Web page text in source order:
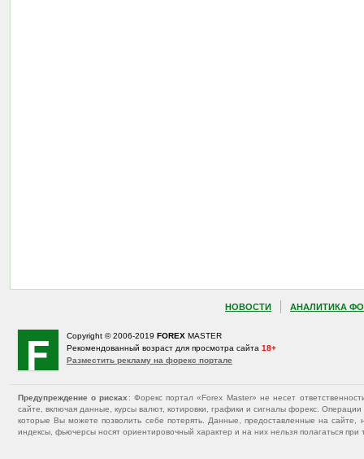
НОВОСТИ АНАЛИТИКА
Copyright © 2006-2019 FOREX MASTER
Рекомендованный возраст для просмотра сайта 18+
Разместить рекламу на форекс портале
Предупреждение о рисках : Форекс портал «Forex Master» не несет
сайте, включая данные, курсы валют, котировки, графики и сигналы форекс.
которые Вы можете позволить себе потерять. Данные, предоставленные на
индексы, фьючерсы носят ориентировочный характер и на них нельзя полагаться при